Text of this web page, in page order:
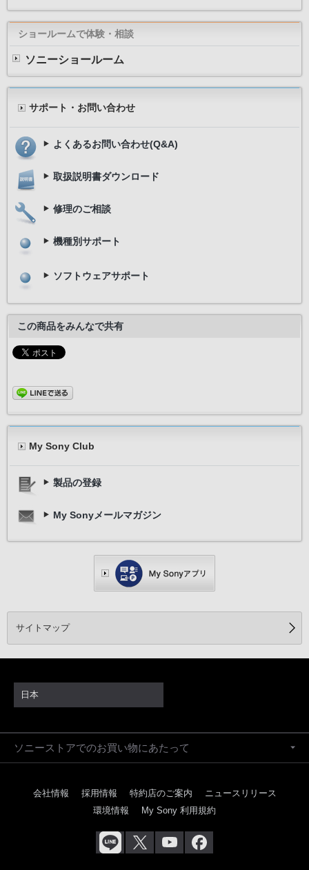
ショールームで体験・相談
ソニーショールーム
サポート・お問い合わせ
よくあるお問い合わせ(Q&A)
取扱説明書ダウンロード
修理のご相談
機種別サポート
ソフトウェアサポート
この商品をみんなで共有
My Sony Club
製品の登録
My Sonyメールマガジン
サイトマップ
日本
ソニーストアでのお買い物にあたって
会社情報 採用情報 特約店のご案内
ニュースリリース
環境情報
My Sony 利用規約